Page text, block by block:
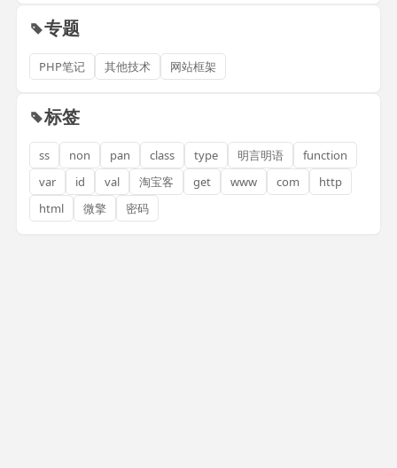
专题
PHP笔记 其他技术 网站框架
标签
ss non pan class type 明言明语
function
var
id val 淘宝客 get www com
http
html
微擎 密码